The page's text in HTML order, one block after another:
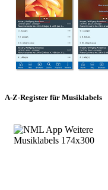
A-Z-Register für Musiklabels